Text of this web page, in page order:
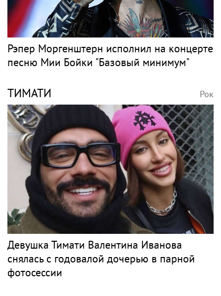
Рэпер Моргенштерн исполнил на концерте
песню Мии Бойки "Базовый минимум"
ТИМАТИ Рок
Девушка Тимати Валентина Иванова
снялась с годовалой дочерью в парной
фотосессии